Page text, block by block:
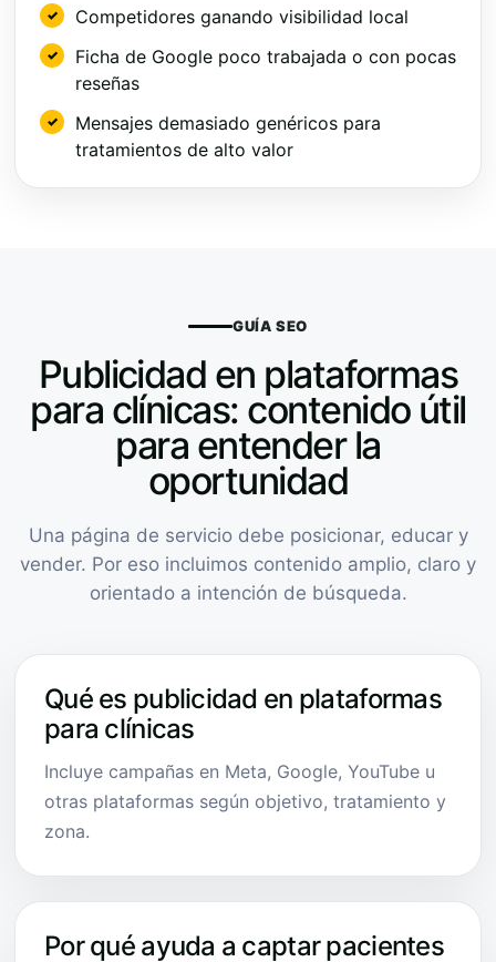
Competidores ganando visibilidad local
Ficha de Google poco trabajada o con pocas
reseñas
Mensajes demasiado genéricos para
tratamientos de alto valor
GUÍA SEO
Publicidad en plataformas
para clínicas: contenido útil
para entender la
oportunidad
Una página de servicio debe posicionar, educar y
vender. Por eso incluimos contenido amplio, claro y
orientado a intención de búsqueda.
Qué es publicidad en plataformas
para clínicas
Incluye campañas en Meta, Google, YouTube u
otras plataformas según objetivo, tratamiento y
zona.
Por qué ayuda a captar pacientes